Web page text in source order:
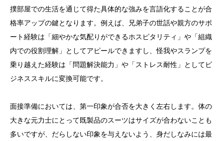
撲部屋での生活を通じて得た具体的な強みを言語化することが合
格率アップの鍵となります。例えば、兄弟子の世話や親方のサポ
ート経験は「細やかな気配りができるホスピタリティ」や「組織
内での役割理解」としてアピールできますし、怪我やスランプを
乗り越えた経験は「問題解決能力」や「ストレス耐性」としてビ
ジネススキルに変換可能です。
面接準備においては、第一印象が合否を大きく左右します。体の
大きな元力士にとって既製品のスーツはサイズが合わないことも
多いですが、だらしない印象を与えないよう、身だしなみには最